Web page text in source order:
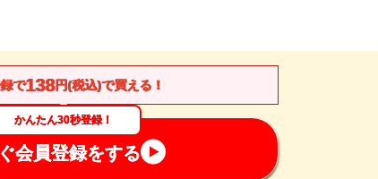
で138円(税込)で買える！
かんたん30秒登録！
会員登録をする